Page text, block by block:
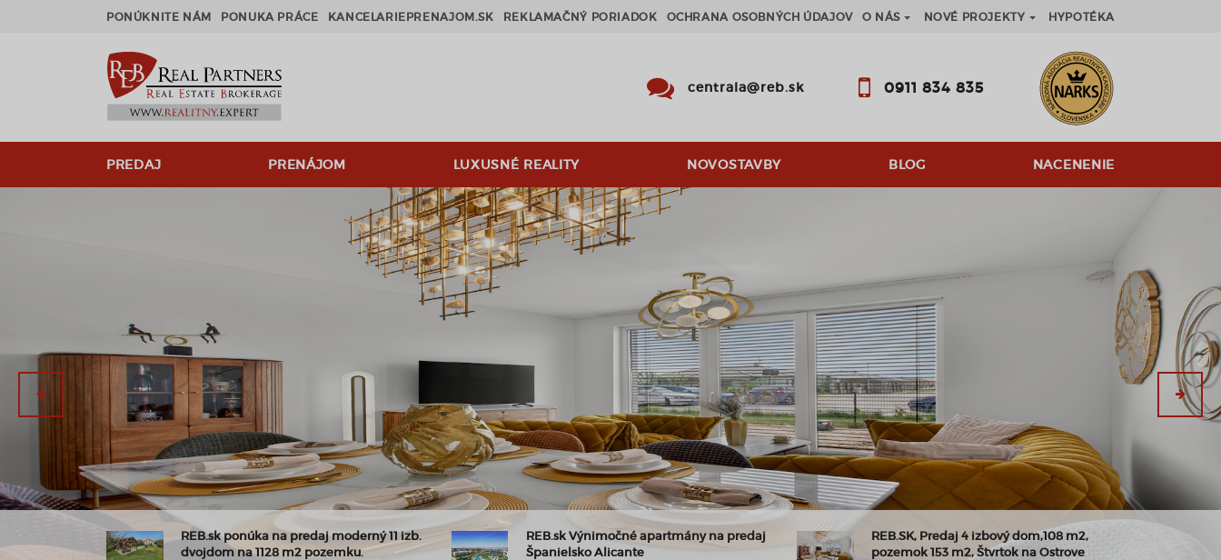
PONÚKNITE NÁM PONUKA PRÁCE KANCELARIEPRENAJOM.SK REKLAMAČNÝ PORIADOK OCHRANA OSOBNÝCH ÚDAJOV O NÁS NOVÉ PROJEKTY HYPOTÉKA
0911 834 835
centrala@reb.sk
PREDAJ PRENÁJOM LUXUSNÉ REALITY NOVOSTAVBY BLOG NACENENIE
REB.sk Výnimočné apartmány na predaj
Španielsko Alicante
REB.SK, Predaj 4 izbový dom,108 m2,
pozemok 153 m2, Štvrtok na Ostrove
Moderný byt v Slnečniciach | Balkón,
parkovanie, príroda na dosah